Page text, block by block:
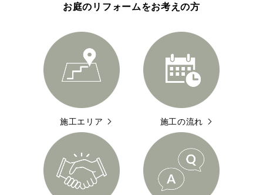
お庭のリフォームをお考えの方
施工エリア 施工の流れ